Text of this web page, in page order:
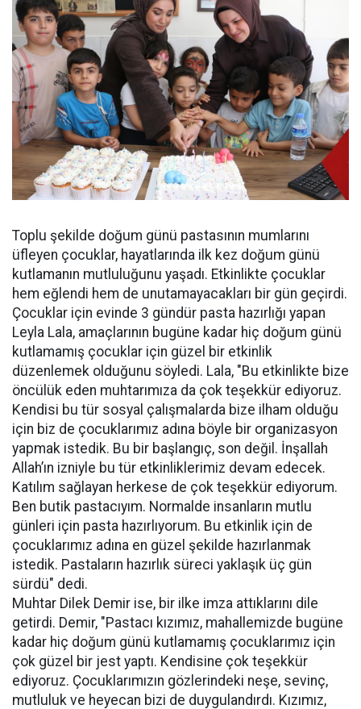
Toplu şekilde doğum günü pastasının mumlarını
üfleyen çocuklar, hayatlarında ilk kez doğum günü
kutlamanın mutluluğunu yaşadı. Etkinlikte çocuklar
hem eğlendi hem de unutamayacakları bir gün geçirdi.
Çocuklar için evinde 3 gündür pasta hazırlığı yapan
Leyla Lala, amaçlarının bugüne kadar hiç doğum günü
kutlamamış çocuklar için güzel bir etkinlik
düzenlemek olduğunu söyledi. Lala, "Bu etkinlikte bize
öncülük eden muhtarımıza da çok teşekkür ediyoruz.
Kendisi bu tür sosyal çalışmalarda bize ilham olduğu
için biz de çocuklarımız adına böyle bir organizasyon
yapmak istedik. Bu bir başlangıç, son değil. İnşallah
Allah’ın izniyle bu tür etkinliklerimiz devam edecek.
Katılım sağlayan herkese de çok teşekkür ediyorum.
Ben butik pastacıyım. Normalde insanların mutlu
günleri için pasta hazırlıyorum. Bu etkinlik için de
çocuklarımız adına en güzel şekilde hazırlanmak
istedik. Pastaların hazırlık süreci yaklaşık üç gün
sürdü" dedi.
Muhtar Dilek Demir ise, bir ilke imza attıklarını dile
getirdi. Demir, "Pastacı kızımız, mahallemizde bugüne
kadar hiç doğum günü kutlamamış çocuklarımız için
çok güzel bir jest yaptı. Kendisine çok teşekkür
ediyoruz. Çocuklarımızın gözlerindeki neşe, sevinç,
mutluluk ve heyecan bizi de duygulandırdı. Kızımız,